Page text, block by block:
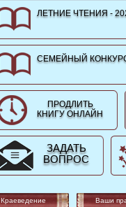
ЛЕТНИЕ ЧТЕНИЯ -
СЕМЕЙНЫЙ
ПРОДЛИТЬ
КНИГУ ОНЛАЙН
ЗАДАТЬ
ВОПРОС
Краеведение Ваши